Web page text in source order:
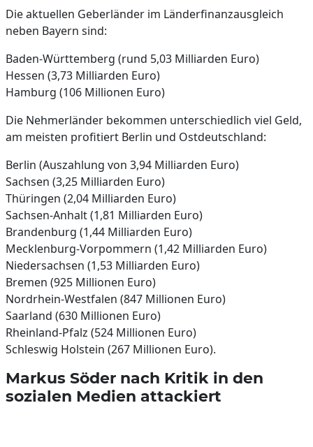
Die aktuellen Geberländer im Länderfinanzausgleich
neben Bayern sind:
Baden-Württemberg (rund 5,03 Milliarden Euro)
Hessen (3,73 Milliarden Euro)
Hamburg (106 Millionen Euro)
Die Nehmerländer bekommen unterschiedlich viel Geld,
am meisten profitiert Berlin und Ostdeutschland:
Berlin (Auszahlung von 3,94 Milliarden Euro)
Sachsen (3,25 Milliarden Euro)
Thüringen (2,04 Milliarden Euro)
Sachsen-Anhalt (1,81 Milliarden Euro)
Brandenburg (1,44 Milliarden Euro)
Mecklenburg-Vorpommern (1,42 Milliarden Euro)
Niedersachsen (1,53 Milliarden Euro)
Bremen (925 Millionen Euro)
Nordrhein-Westfalen (847 Millionen Euro)
Saarland (630 Millionen Euro)
Rheinland-Pfalz (524 Millionen Euro)
Schleswig Holstein (267 Millionen Euro).
Markus Söder nach Kritik in den
sozialen Medien attackiert